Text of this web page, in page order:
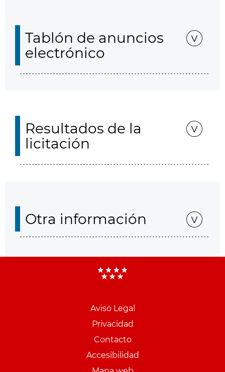
Tablón de anuncios
electrónico
Resultados de la
licitación
Otra información
Aviso Legal
Privacidad
Contacto
Accesibilidad